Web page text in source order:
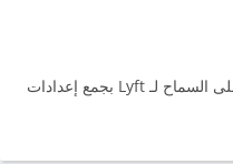
عن طريق تنزيل التطبيق ، فإنك توافق على السماح لـ Lyft بجمع إعدادات